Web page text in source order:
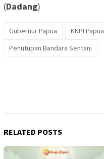
(Dadang)
Gubernur Papua KNPI Papua
Penutupan Bandara Sentani
RELATED POSTS